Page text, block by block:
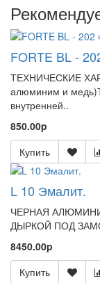
FORTE BL -
ТЕХНИЧЕСКИЕ
алюминим и
внутренней..
850.00p
Купить
L 10 Эмалит.
ЧЕРНАЯ
ДЫРКОЙ ПОД
8450.00p
Купить